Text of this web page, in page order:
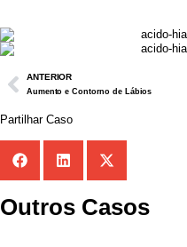
ANTERIOR
Aumento e Contorno de Lábios
Partilhar Caso
Outros Casos